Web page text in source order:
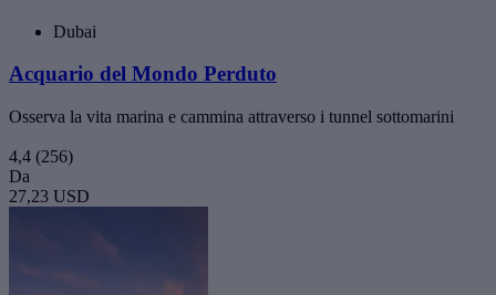
Dubai
Acquario del Mondo Perduto
Osserva la vita marina e cammina attraverso i tunnel sottomarini
4,4 (256)
Da
27,23 USD